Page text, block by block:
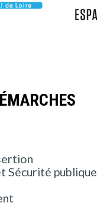
Sécurité publique